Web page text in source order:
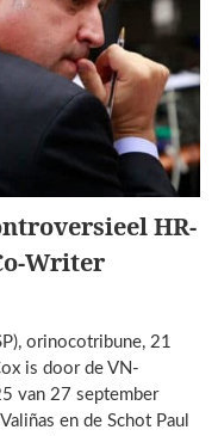
HR-
Writer
orinocotribune, 21
is door de VN-
van 27 september
en de Schot Paul